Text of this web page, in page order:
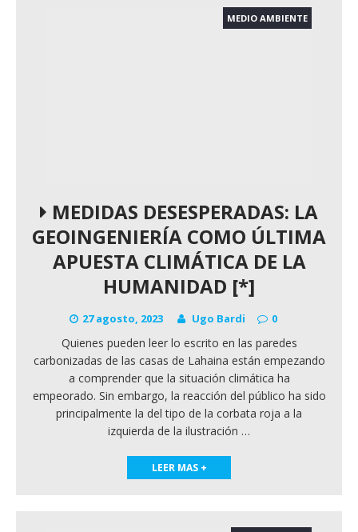
MEDIO AMBIENTE
MEDIDAS DESESPERADAS: LA
GEOINGENIERÍA COMO ÚLTIMA
APUESTA CLIMÁTICA DE LA
HUMANIDAD [*]
27 agosto, 2023 Ugo Bardi 0
Quienes pueden leer lo escrito en las paredes
carbonizadas de las casas de Lahaina están empezando
a comprender que la situación climática ha
empeorado. Sin embargo, la reacción del público ha sido
principalmente la del tipo de la corbata roja a la
izquierda de la ilustración …
LEER MAS +